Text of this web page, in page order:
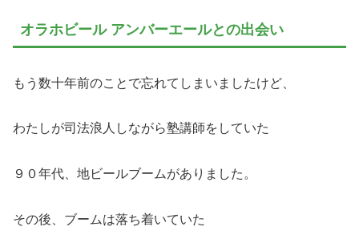
オラホビール アンバーエールとの出会い
もう数十年前のことで忘れてしまいましたけど、
わたしが司法浪人しながら塾講師をしていた
９０年代、地ビールブームがありました。
その後、ブームは落ち着いていた